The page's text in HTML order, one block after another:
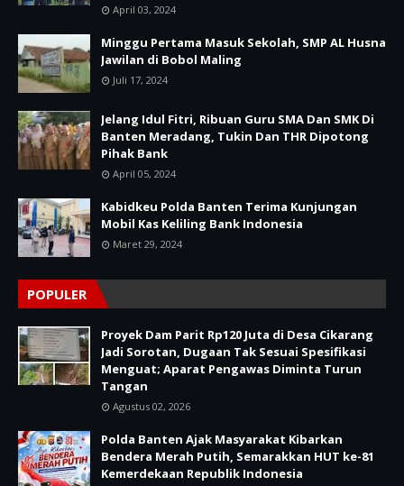
April 03, 2024
Minggu Pertama Masuk Sekolah, SMP AL Husna
Jawilan di Bobol Maling
Juli 17, 2024
Jelang Idul Fitri, Ribuan Guru SMA Dan SMK Di
Banten Meradang, Tukin Dan THR Dipotong
Pihak Bank
April 05, 2024
Kabidkeu Polda Banten Terima Kunjungan
Mobil Kas Keliling Bank Indonesia
Maret 29, 2024
POPULER
Proyek Dam Parit Rp120 Juta di Desa Cikarang
Jadi Sorotan, Dugaan Tak Sesuai Spesifikasi
Menguat; Aparat Pengawas Diminta Turun
Tangan
Agustus 02, 2026
Polda Banten Ajak Masyarakat Kibarkan
Bendera Merah Putih, Semarakkan HUT ke-81
Kemerdekaan Republik Indonesia